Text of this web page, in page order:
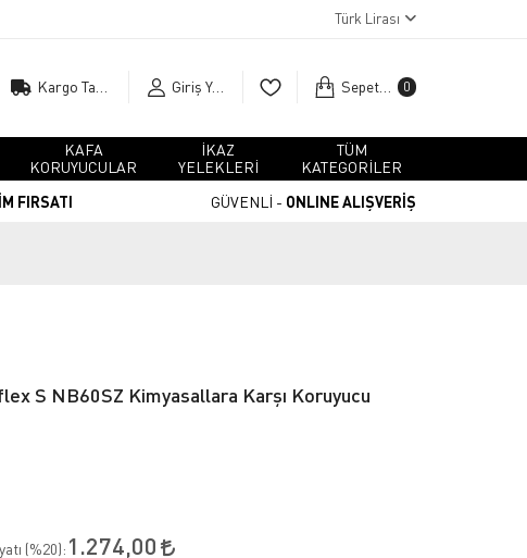
Türk Lirası
Giriş Yap Sepetim 0
KAFA
KORUYUCULAR
İKAZ
YELEKLERİ
TÜM
KATEGORİLER
FIRSATI GÜVENLİ - ONLINE ALIŞVERİŞ
S NB60SZ Kimyasallara Karşı Koruyucu
(%20): 1.274,00